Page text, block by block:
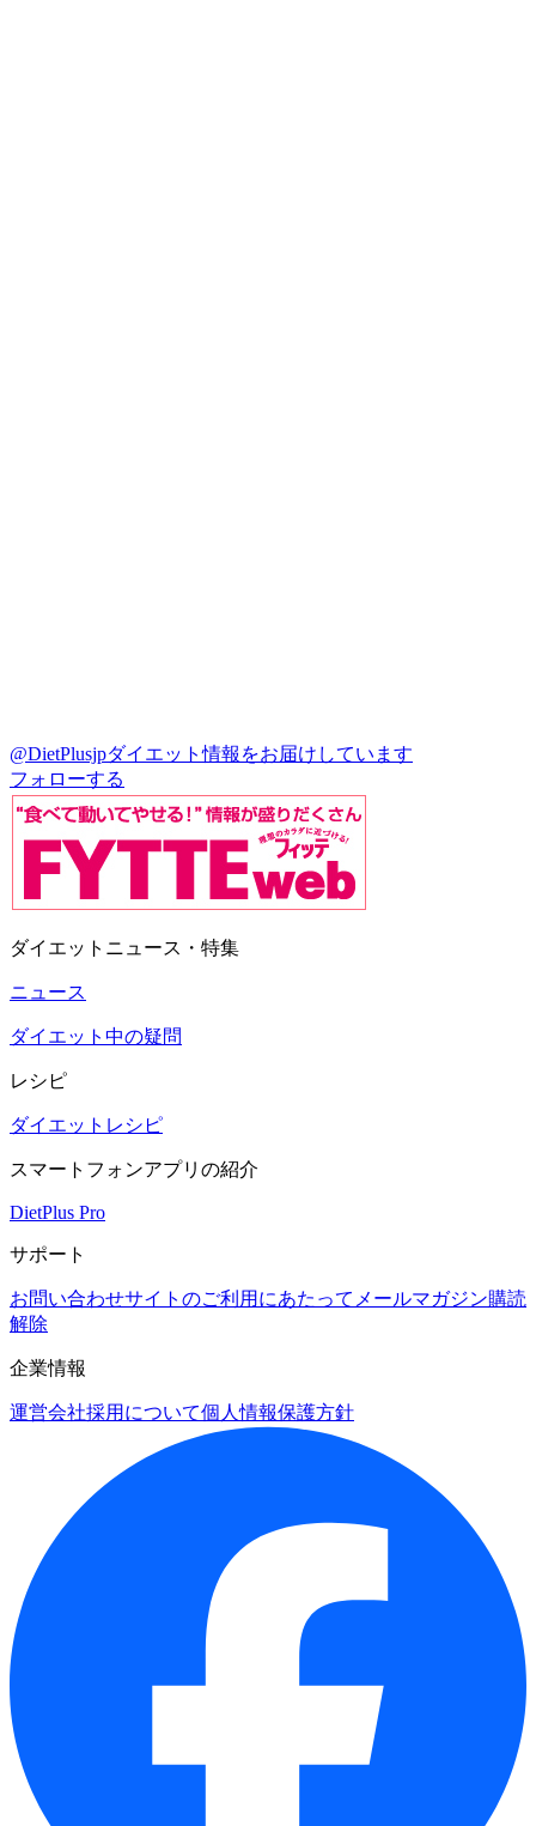
@DietPlusjpダイエット情報をお届けしています
フォローする
ダイエットニュース・特集
ニュース
ダイエット中の疑問
レシピ
ダイエットレシピ
スマートフォンアプリの紹介
DietPlus Pro
サポート
お問い合わせサイトのご利用にあたって メールマガジン購読
解除
企業情報
運営会社採用について個人情報保護方針